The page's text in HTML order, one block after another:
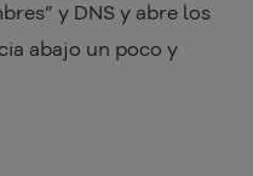
y DNS y abre los
abajo un poco y